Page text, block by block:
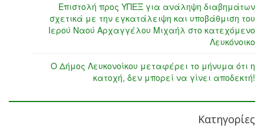
Επιστολή προς ΥΠΕΞ για ανάληψη διαβημάτων
σχετικά με την εγκατάλειψη και υποβάθμιση του
Ιερού Ναού Αρχαγγέλου Μιχαήλ στο κατεχόμενο
Λευκόνοικο
Ο Δήμος Λευκονοίκου μεταφέρει το μήνυμα ότι η
κατοχή, δεν μπορεί να γίνει αποδεκτή!
Κατηγορίες